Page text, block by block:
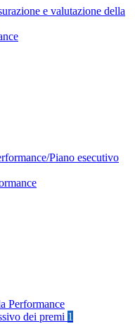
e valutazione della
Piano esecutivo
Performance
dei premi 1